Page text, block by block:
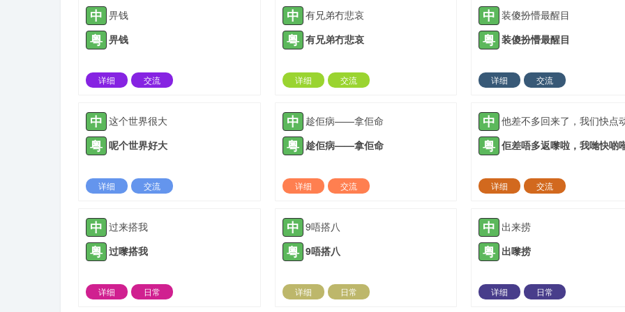
中 畀钱
粤 畀钱
详细
交流
中 有兄弟冇悲哀
粤 有兄弟冇悲哀
详细
交流
中 装傻扮懵最醒目
粤 装傻扮懵最醒目
详细
交流
中 这个世界很大
粤 呢个世界好大
详细
交流
中 趁佢病——拿佢命
粤 趁佢病——拿佢命
详细
交流
中
粤
详细
交流
中 过来搭我
粤 过嚟搭我
详细
日常
中 9唔搭八
粤 9唔搭八
详细
日常
中 出来捞
粤 出嚟捞
详细
日常